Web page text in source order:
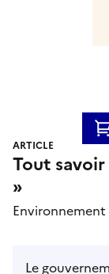
ARTICLE
Tout
»
Environnement
Le